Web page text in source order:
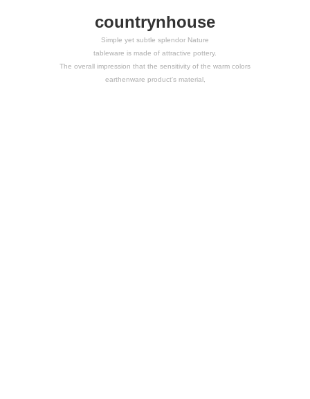
countrynhouse
Simple yet subtle splendor Nature
tableware is made of attractive pottery.
The overall impression that the sensitivity of the warm colors
earthenware product's material,